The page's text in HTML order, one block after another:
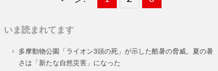
ー
ー
ー
いま読まれてます
多摩動物公園「ライオン3頭の死」が示した酷暑の脅威。夏の暑
さは「新たな自然災害」になった